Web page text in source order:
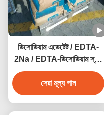
ডিসোডিয়াম এডেটেট / EDTA-
2Na / EDTA-ডিসোডিয়াম স্যাল্ট
ডাইহাইড্রেট CAS 6381-92-6
সেরা মূল্য পান